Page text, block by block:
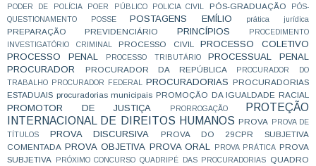
PODER DE POLÍCIA POER PÚBLICO POLICIA CIVIL PÓS-GRADUAÇÃO
PÓS-
QUESTIONAMENTO
POSSE POSTAGENS EMÍLIO prática jurídica
PREPARAÇÃO PREVIDENCIÁRIO PRINCÍPIOS
PROCEDIMENTO
INVESTIGATÓRIO CRIMINAL
PROCESSO CIVIL
PROCESSO COLETIVO
PROCESSO PENAL
PROCESSO TRIBUTÁRIO
PROCESSUAL PENAL
PROCURADOR
PROCURADOR DA REPÚBLICA
PROCURADOR DO
TRABALHO
PROCURADOR FEDERAL PROCURADORIAS PROCURADORIAS
ESTADUAIS procuradorias municipais PROMOÇÃO DA IGUALDADE RACIAL
PROMOTOR DE JUSTIÇA PRORROGAÇÃO
PROTEÇÃO
INTERNACIONAL DE DIREITOS HUMANOS PROVA
PROVA DE
TÍTULOS
PROVA DISCURSIVA
PROVA DO 29CPR SUBJETIVA
COMENTADA PROVA OBJETIVA PROVA ORAL PROVA PRÁTICA PROVA
SUBJETIVA
PRÓXIMO CONCURSO QUADRIPÉ DAS PROCURADORIAS
QUADRO